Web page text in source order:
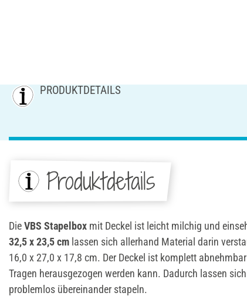
PRODUKTDETAILS
Produktdetails
DieVBS Stapelbox mit Deckel ist leicht milchig und
32,5 x 23,5 cm lassen sich allerhand Material darin
16,0 x 27,0 x 17,8 cm. Der Deckel ist komplett
Tragen herausgezogen werden kann. Dadurch lassen
problemlos übereinander stapeln.